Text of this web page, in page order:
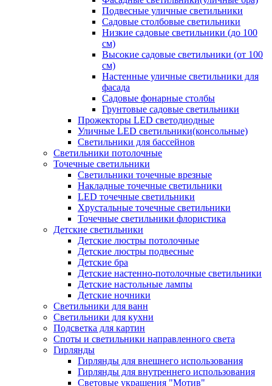
Подвесные уличные светильники
Садовые столбовые светильники
Низкие садовые светильники (до 100
см)
Высокие садовые светильники (от 100
см)
Настенные уличные светильники для
фасада
Садовые фонарные столбы
Грунтовые садовые светильники
Прожекторы LED светодиодные
Уличные LED светильники(консольные)
Светильники для бассейнов
Светильники потолочные
Точечные светильники
Светильники точечные врезные
Накладные точечные светильники
LED точечные светильники
Хрустальные точечные светильники
Точечные светильники флористика
Детские светильники
Детские люстры потолочные
Детские люстры подвесные
Детские бра
Детские настенно-потолочные светильники
Детские настольные лампы
Детские ночники
Светильники для ванн
Светильники для кухни
Подсветка для картин
Споты и светильники направленного света
Гирлянды
Гирлянды для внешнего использования
Гирлянды для внутреннего использования
Световые украшения "Мотив"